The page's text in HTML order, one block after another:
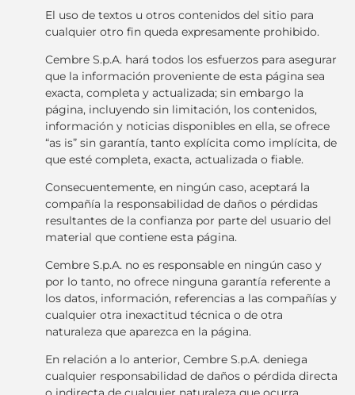
El uso de textos u otros contenidos del sitio para
cualquier otro fin queda expresamente prohibido.
Cembre S.p.A. hará todos los esfuerzos para asegurar
que la información proveniente de esta página sea
exacta, completa y actualizada; sin embargo la
página, incluyendo sin limitación, los contenidos,
información y noticias disponibles en ella, se ofrece
“as is” sin garantía, tanto explícita como implícita, de
que esté completa, exacta, actualizada o fiable.
Consecuentemente, en ningún caso, aceptará la
compañía la responsabilidad de daños o pérdidas
resultantes de la confianza por parte del usuario del
material que contiene esta página.
Cembre S.p.A. no es responsable en ningún caso y
por lo tanto, no ofrece ninguna garantía referente a
los datos, información, referencias a las compañías y
cualquier otra inexactitud técnica o de otra
naturaleza que aparezca en la página.
En relación a lo anterior, Cembre S.p.A. deniega
cualquier responsabilidad de daños o pérdida directa